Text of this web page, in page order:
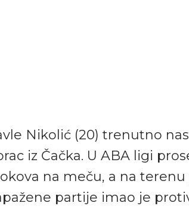
Nikolić (20) trenutno
iz Čačka. U ABA ligi
na meču, a na
partije imao je